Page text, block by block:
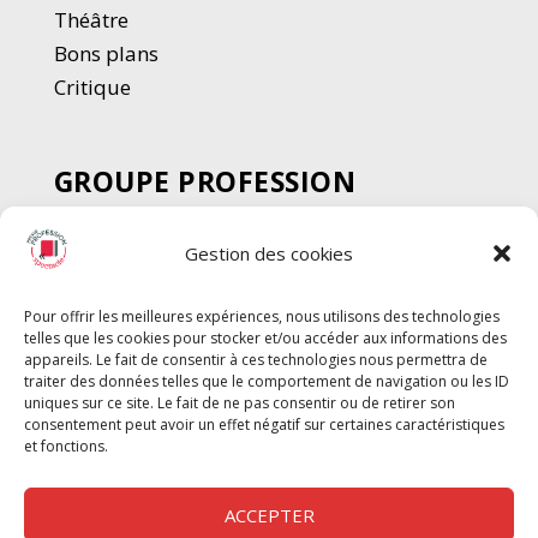
Gestion des cookies
Pour offrir les meilleures expériences, nous utilisons des technologies
telles que les cookies pour stocker et/ou accéder aux informations des
appareils. Le fait de consentir à ces technologies nous permettra de
traiter des données telles que le comportement de navigation ou les ID
uniques sur ce site. Le fait de ne pas consentir ou de retirer son
consentement peut avoir un effet négatif sur certaines caractéristiques
et fonctions.
ACCEPTER
Théâtre
Bons plans
Critique
GROUPE PROFESSION
SPECTACLE
Chèque Intermittents
Chèque Compta
Chèque Emploi Spectacle
G-Pods
Profession Audio-visuel